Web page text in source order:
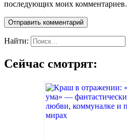
последующих моих комментариев.
Найти:
Сейчас смотрят: